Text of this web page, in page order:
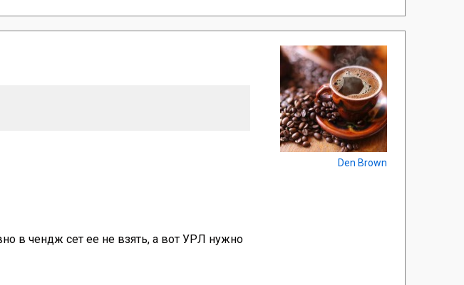
в чендж сет ее не взять, а вот УРЛ нужно
Den Brown